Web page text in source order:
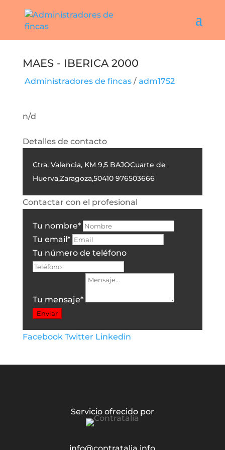
MAES - IBERICA 2000
Administradores de fincas/ adm1752
n/d
Detalles de contacto
Ctra. Valencia, KM 9,5 BAJOCuarte de
Huerva,Zaragoza,50410 976503666
Contactar con el profesional
Tu nombre*
Tu email*
Tu número de teléfono
Tu mensaje*
Enviar
Facebook Twitter Linkedin
Servicio ofrecido por